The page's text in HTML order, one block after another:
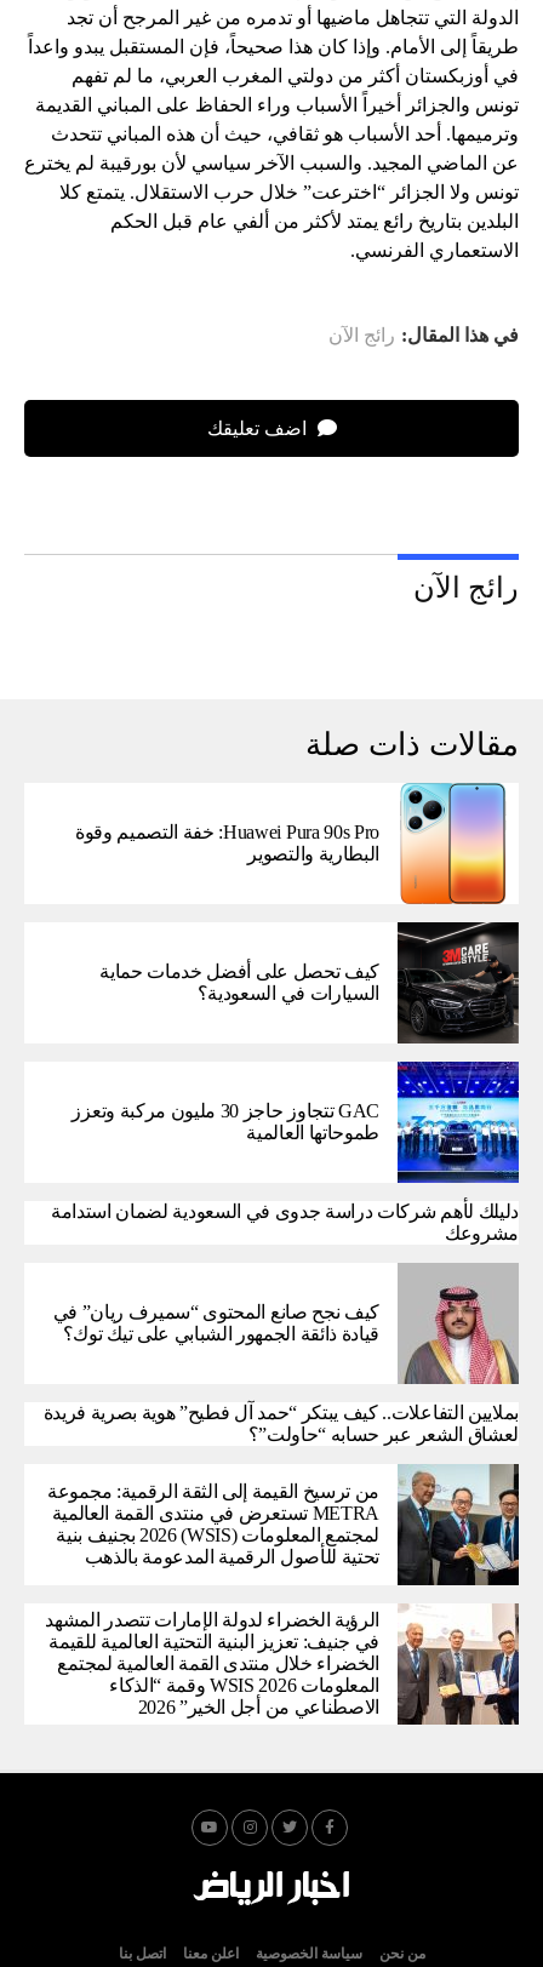
الدولة التي تتجاهل ماضيها أو تدمره من غير المرجح أن تجد
طريقاً إلى الأمام. وإذا كان هذا صحيحاً، فإن المستقبل يبدو واعداً
في أوزبكستان أكثر من دولتي المغرب العربي، ما لم تفهم
تونس والجزائر أخيراً الأسباب وراء الحفاظ على المباني القديمة
وترميمها. أحد الأسباب هو ثقافي، حيث أن هذه المباني تتحدث
عن الماضي المجيد. والسبب الآخر سياسي لأن بورقيبة لم يخترع
تونس ولا الجزائر “اخترعت” خلال حرب الاستقلال. يتمتع كلا
البلدين بتاريخ رائع يمتد لأكثر من ألفي عام قبل الحكم
الاستعماري الفرنسي.
في هذا المقال: رائج الآن
اضف تعليقك
رائج الآن
مقالات ذات صلة
Huawei Pura 90s Pro: خفة التصميم وقوة
البطارية والتصوير
كيف تحصل على أفضل خدمات حماية
السيارات في السعودية؟
GAC تتجاوز حاجز 30 مليون مركبة وتعزز
طموحاتها العالمية
دليلك لأهم شركات دراسة جدوى في السعودية لضمان استدامة
مشروعك
كيف نجح صانع المحتوى “سميرف ريان” في
قيادة ذائقة الجمهور الشبابي على تيك توك؟
بملايين التفاعلات.. كيف يبتكر “حمد آل فطيح” هوية بصرية فريدة
لعشاق الشعر عبر حسابه “حاولت”؟
من ترسيخ القيمة إلى الثقة الرقمية: مجموعة
METRA تستعرض في منتدى القمة العالمية
لمجتمع المعلومات (WSIS) 2026 بجنيف بنية
تحتية للأصول الرقمية المدعومة بالذهب
الرؤية الخضراء لدولة الإمارات تتصدر المشهد
في جنيف: تعزيز البنية التحتية العالمية للقيمة
الخضراء خلال منتدى القمة العالمية لمجتمع
المعلومات WSIS 2026 وقمة “الذكاء
الاصطناعي من أجل الخير” 2026
من نحن سياسة الخصوصية اعلن معنا اتصل بنا